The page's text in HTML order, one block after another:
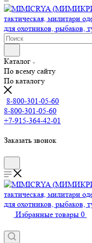
Каталог
По всему сайту
По каталогу
8-800-301-05-60
8-800-301-05-60
+7-915-364-42-01
Заказать звонок
Избранные товары 0